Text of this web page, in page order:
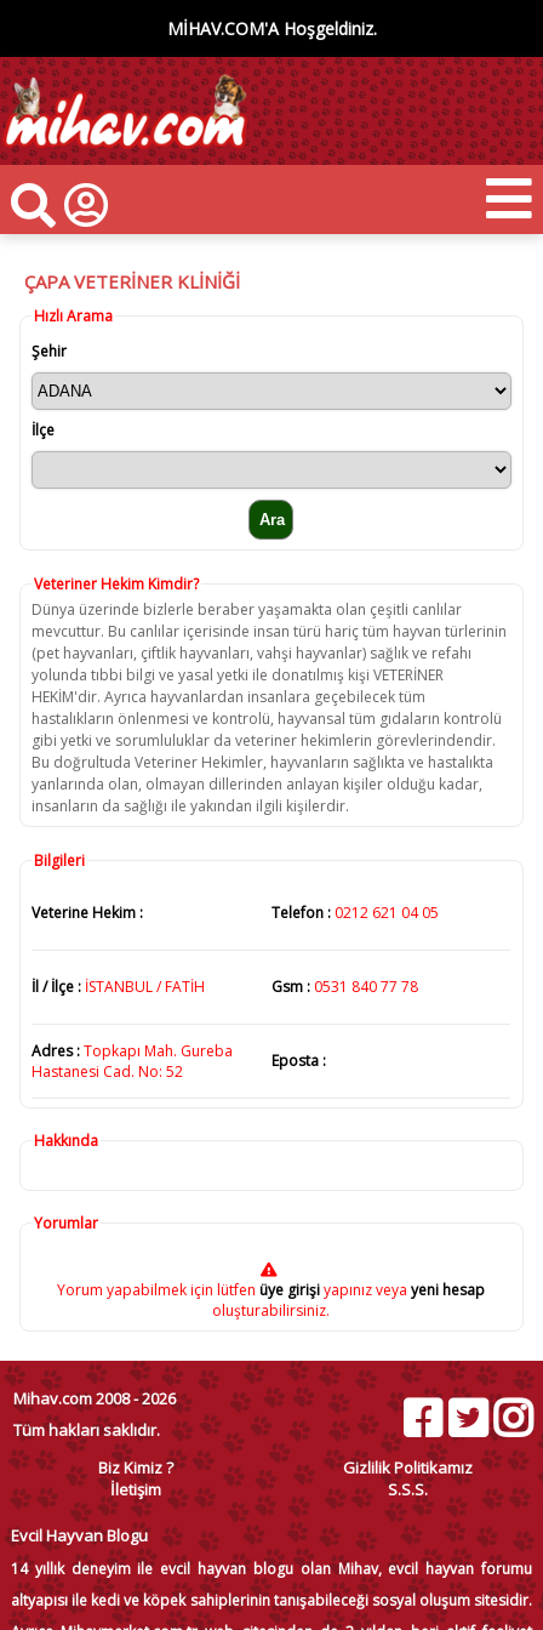
MİHAV.COM'A Hoşgeldiniz.
ÇAPA VETERİNER KLİNİĞİ
Hızlı Arama
Şehir
İlçe
Veteriner Hekim Kimdir?
Dünya üzerinde bizlerle beraber yaşamakta olan çeşitli canlılar
mevcuttur. Bu canlılar içerisinde insan türü hariç tüm hayvan türlerinin
(pet hayvanları, çiftlik hayvanları, vahşi hayvanlar) sağlık ve refahı
yolunda tıbbi bilgi ve yasal yetki ile donatılmış kişi VETERİNER
HEKİM'dir. Ayrıca hayvanlardan insanlara geçebilecek tüm
hastalıkların önlenmesi ve kontrolü, hayvansal tüm gıdaların kontrolü
gibi yetki ve sorumluluklar da veteriner hekimlerin görevlerindendir.
Bu doğrultuda Veteriner Hekimler, hayvanların sağlıkta ve hastalıkta
yanlarında olan, olmayan dillerinden anlayan kişiler olduğu kadar,
insanların da sağlığı ile yakından ilgili kişilerdir.
Bilgileri
Veterine Hekim : Telefon : 0212 621 04 05
İl / İlçe : İSTANBUL / FATİH Gsm : 0531 840 77 78
Adres :Topkapı Mah. Gureba
Hastanesi Cad. No: 52
Eposta :
Hakkında
Yorumlar
Yorum yapabilmek için lütfen üye girişiyapınız veya yeni hesap
oluşturabilirsiniz.
Mihav.com 2008 - 2026
Tüm hakları saklıdır.
Biz Kimiz ?
Gizlilik Politikamız
İletişim
S.S.S.
Evcil Hayvan Blogu
14 yıllık deneyim ile evcil hayvan blogu olan Mihav, evcil hayvan forumu
altyapısı ile kedi ve köpek sahiplerinin tanışabileceği sosyal oluşum sitesidir.